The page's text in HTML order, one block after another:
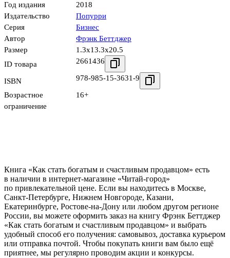
Год издания
2018
Издательство
Попурри
Серия
Бизнес
Автор
Фрэнк Беттджер
Размер
1.3x13.3x20.5
ID товара
2661436
ISBN 978-985-15-3631-9
Возрастное
ограничение
16+
Книга «Как стать богатым и счастливым продавцом» есть
в наличии в интернет-магазине «Читай-город»
по привлекательной цене. Если вы находитесь в Москве,
Санкт-Петербурге, Нижнем Новгороде, Казани,
Екатеринбурге, Ростове-на-Дону или любом другом регионе
России, вы можете оформить заказ на книгу Фрэнк Беттджер
«Как стать богатым и счастливым продавцом» и выбрать
удобный способ его получения: самовывоз, доставка курьером
или отправка почтой. Чтобы покупать книги вам было ещё
приятнее, мы регулярно проводим акции и конкурсы.